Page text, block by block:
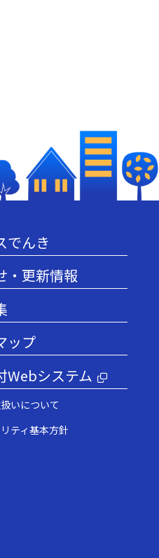
でんき
・更新情報
ップ
Webシステム
いについて
ティ基本方針